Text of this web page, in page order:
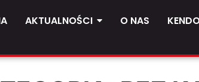
AKTUALNOŚCI O NAS